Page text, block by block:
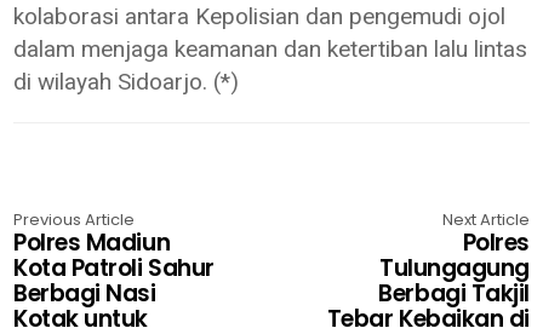
kolaborasi antara Kepolisian dan pengemudi ojol
dalam menjaga keamanan dan ketertiban lalu lintas
di wilayah Sidoarjo. (*)
Previous Article
Polres Madiun
Kota Patroli Sahur
Berbagi Nasi
Kotak untuk
Next Article
Polres
Tulungagung
Berbagi Takjil
Tebar Kebaikan di